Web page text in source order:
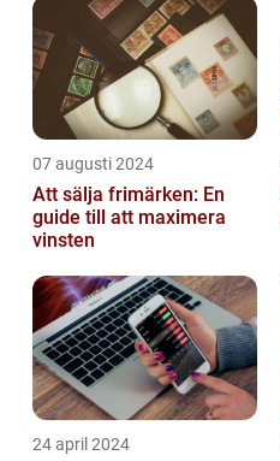
07 augusti 2024
Att sälja frimärken: En
guide till att maximera
vinsten
24 april 2024